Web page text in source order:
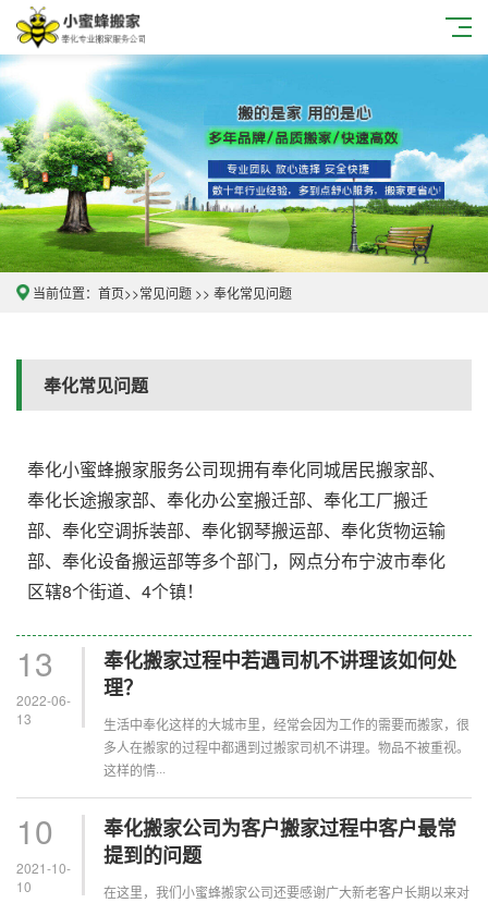
当前位置： 首页>>常见问题 >> 奉化常见问题
奉化常见问题
奉化小蜜蜂搬家服务公司现拥有奉化同城居民搬家部、
奉化长途搬家部、奉化办公室搬迁部、奉化工厂搬迁
部、奉化空调拆装部、奉化钢琴搬运部、奉化货物运输
部、奉化设备搬运部等多个部门，网点分布宁波市奉化
区辖8个街道、4个镇！
13
2022-06-
13
奉化搬家过程中若遇司机不讲理该如何处
理？
生活中奉化这样的大城市里，经常会因为工作的需要而搬家，很
多人在搬家的过程中都遇到过搬家司机不讲理。物品不被重视。
这样的情···
10
2021-10-
10
奉化搬家公司为客户搬家过程中客户最常
提到的问题
在这里，我们小蜜蜂搬家公司还要感谢广大新老客户长期以来对